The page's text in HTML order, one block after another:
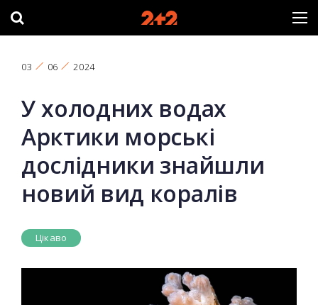
03 06 2024
У холодних водах
Арктики морські
дослідники знайшли
новий вид коралів
Цікаво